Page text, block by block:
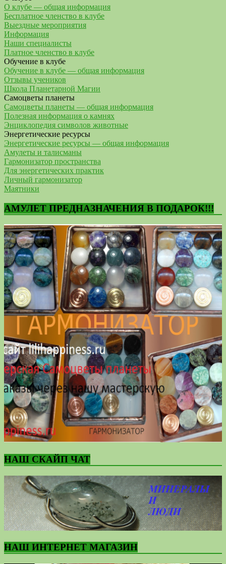
О клубе — общая информация
Бесплатное членство в клубе
Выездные мероприятия
Информация
Наши специалисты
Платное членство в клубе
Обучение в клубе
Обучение в клубе — общая информация
Отзывы учеников
Школа Планетарной Магии
Самоцветы планеты
Самоцветы планеты — общая информация
Полезная информация о камнях
Энциклопедия символов животные
Энергетические ресурсы
Энергетические ресурсы — общая информация
Амулеты и талисманы
Гармонизатор пространства
Для энергетических практик
Личный гармонизатор
Маятники
АМУЛЕТ ПРЕДНАЗНАЧЕНИЯ В ПОДАРОК!!!
НАШ СКАЙП ЧАТ
НАШ ИНТЕРНЕТ МАГАЗИН